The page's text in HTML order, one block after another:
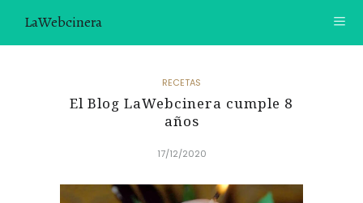
LaWebcinera
VIDEORECETAS
SOBRE MÍ
RECETAS
El Blog LaWebcinera cumple 8
años
17/12/2020